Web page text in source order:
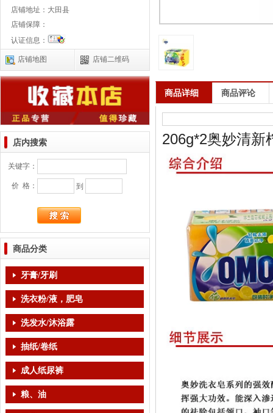
店铺地址： 大田县
店铺保障：
认证信息：
店铺地图 店铺二维码
店内搜索
关键字：
价 格： 到
商品分类
牙膏/牙刷
洗衣粉/液，肥皂
洗发水/沐浴露
抽纸/卷纸
成人纸尿裤
粮、油
商品详细 商品评论
206g*2奥妙清新